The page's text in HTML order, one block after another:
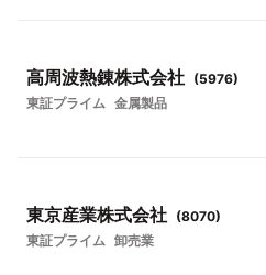
高周波熱錬株式会社 (5976)
東証プライム 金属製品
東京産業株式会社 (8070)
東証プライム 卸売業